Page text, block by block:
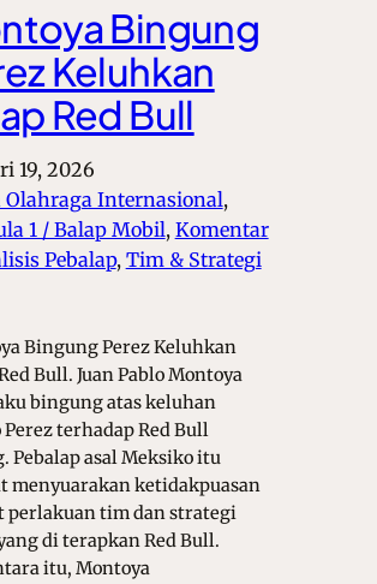
Bingung
Keluhkan
Red Bull
19, 2026
Olahraga Internasional ,
1 / Balap Mobil, Komentar
Pebalap, Tim & Strategi
Bingung Perez Keluhkan
Bull. Juan Pablo Montoya
bingung atas keluhan
Perez terhadap Red Bull
Pebalap asal Meksiko itu
menyuarakan ketidakpuasan
perlakuan tim dan strategi
di terapkan Red Bull.
itu, Montoya